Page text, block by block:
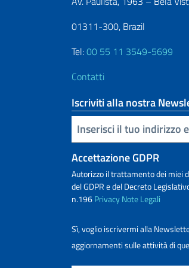
01311-300, Brazil
Tel:00 55 11 3549-5699
Contatti
Iscriviti alla nostra
Inserisci la tua email
Accettazione GDPR
Autorizzo il trattamento dei miei
del GDPR e del Decreto
n.196PrivacyNote Legali
Sì, voglio iscrivermi alla
aggiornamenti sulle attività di